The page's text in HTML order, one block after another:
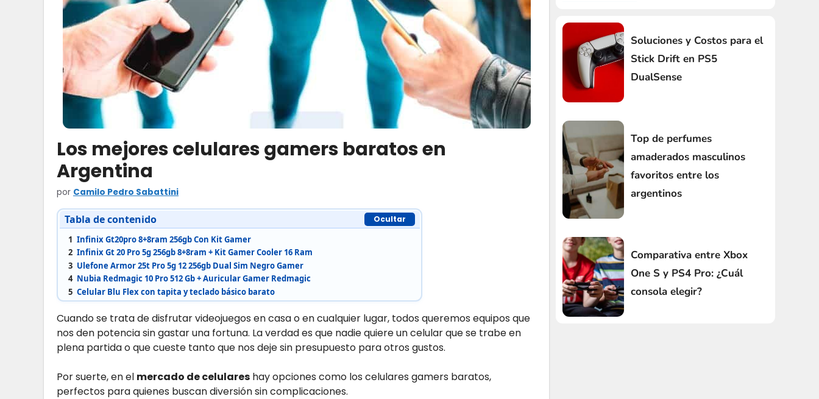
Los mejores celulares gamers baratos en
Argentina
por Camilo Pedro Sabattini
Tabla de contenido Ocultar
1 Infinix Gt20pro 8+8ram 256gb Con Kit Gamer
2 Infinix Gt 20 Pro 5g 256gb 8+8ram + Kit Gamer Cooler 16 Ram
3 Ulefone Armor 25t Pro 5g 12 256gb Dual Sim Negro Gamer
4 Nubia Redmagic 10 Pro 512 Gb + Auricular Gamer Redmagic
5 Celular Blu Flex con tapita y teclado básico barato
Cuando se trata de disfrutar videojuegos en casa o en cualquier lugar, todos queremos equipos que
nos den potencia sin gastar una fortuna. La verdad es que nadie quiere un celular que se trabe en
plena partida o que cueste tanto que nos deje sin presupuesto para otros gustos.
Por suerte, en el mercado de celulares hay opciones como los celulares gamers baratos,
perfectos para quienes buscan diversión sin complicaciones.
Soluciones y Costos para el
Stick Drift en PS5
DualSense
Top de perfumes
amaderados masculinos
favoritos entre los
argentinos
Comparativa entre Xbox
One S y PS4 Pro: ¿Cuál
consola elegir?